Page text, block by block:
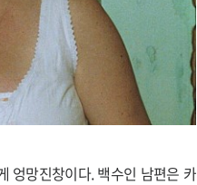
엉망진창이다. 백수인 남편은 카